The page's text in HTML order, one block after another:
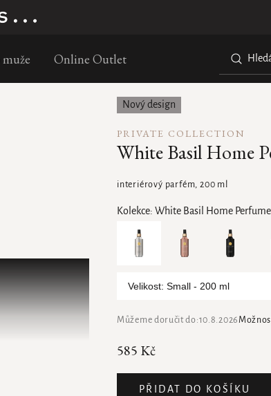
následující pracovní den
Online Outlet
PRIVATE COLLECTION
White Basil Home
Nový design
585 Kč
Můžeme doručit do:10.8.2026
PŘIDAT DO KOŠÍKU
interiérový parfém, 200 ml
Kolekce: White Basil Home
Velikost: Small - 200 ml